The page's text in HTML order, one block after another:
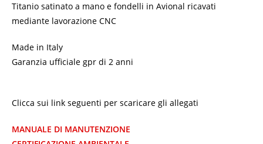
Titanio satinato a mano e fondelli in Avional ricavati
mediante lavorazione CNC
Made in Italy
Garanzia ufficiale gpr di 2 anni
Clicca sui link seguenti per scaricare gli allegati
MANUALE DI MANUTENZIONE